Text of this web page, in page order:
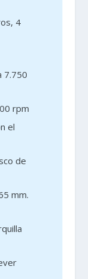
4
7.750
rpm
el
de
mm.